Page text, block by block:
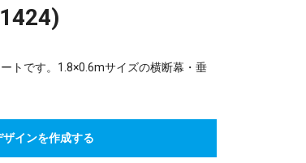
トです。1.8×0.6mサイズの横断幕・垂
インを作成する